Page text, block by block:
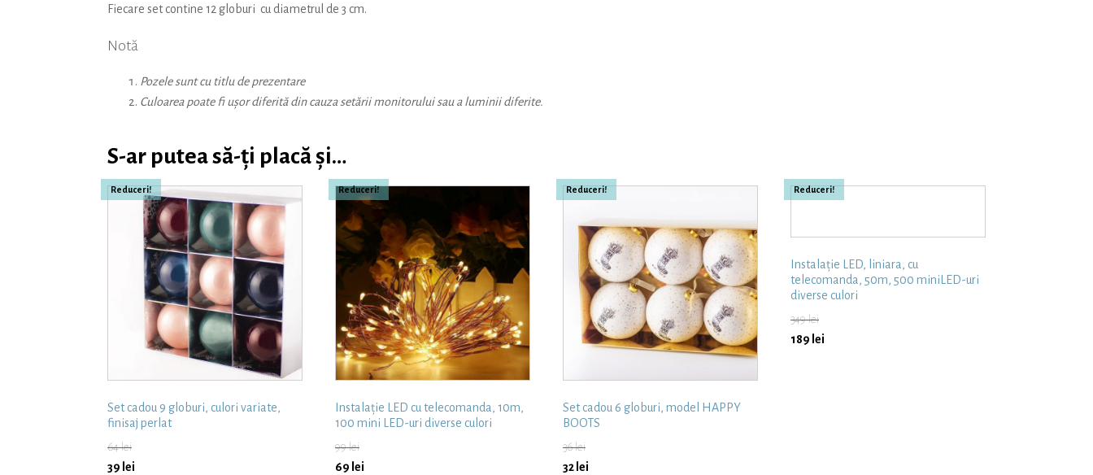
Fiecare set contine 12 globuri cu diametrul de 3 cm.
Notă
Pozele sunt cu titlu de prezentare
Culoarea poate fi ușor diferită din cauza setării monitorului sau a luminii diferite.
S-ar putea să-ți placă și…
Reduceri!
Set cadou 9 globuri, culori variate,
finisaj perlat
64lei
39 lei
Reduceri!
Instalație LED cu telecomanda, 10m,
100 mini LED-uri diverse culori
99lei
69 lei
Reduceri!
Set cadou 6 globuri, model HAPPY
BOOTS
36lei
32 lei
Reduceri!
Instalație LED, liniara, cu
telecomanda, 50m, 500 miniLED-uri
diverse culori
349lei
189 lei